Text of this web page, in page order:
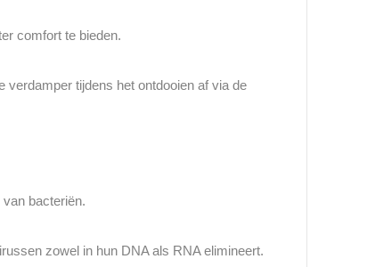
comfort te bieden.
verdamper tijdens het ontdooien af via de
bacteriën.
zowel in hun DNA als RNA elimineert.